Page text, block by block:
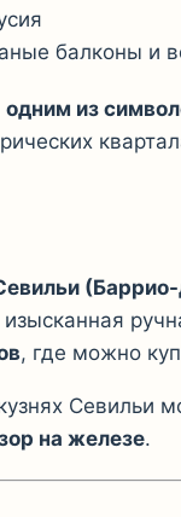
балконы и
одним из
изысканная
, где можно
Севильи
на железе.